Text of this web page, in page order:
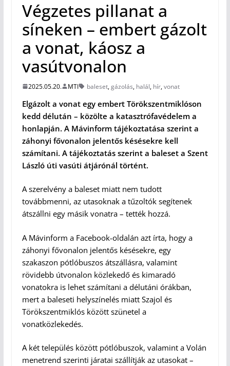
Végzetes pillanat a
síneken – embert gázolt
a vonat, káosz a
vasútvonalon
2025.05.20. MTI baleset,gázolás, halál, hír,vonat
Elgázolt a vonat egy embert Törökszentmiklóson
kedd délután – közölte a katasztrófavédelem a
honlapján. A Mávinform tájékoztatása szerint a
záhonyi fővonalon jelentős késésekre kell
számítani. A tájékoztatás szerint a baleset a Szent
László úti vasúti átjárónál történt.
A szerelvény a baleset miatt nem tudott
továbbmenni, az utasoknak a tűzoltók segítenek
átszállni egy másik vonatra – tették hozzá.
A Mávinform a Facebook-oldalán azt írta, hogy a
záhonyi fővonalon jelentős késésekre, egy
szakaszon pótlóbuszos átszállásra, valamint
rövidebb útvonalon közlekedő és kimaradó
vonatokra is lehet számítani a délutáni órákban,
mert a baleseti helyszínelés miatt Szajol és
Törökszentmiklós között szünetel a
vonatközlekedés.
A két település között pótlóbuszok, valamint a Volán
menetrend szerinti járatai szállítják az utasokat –